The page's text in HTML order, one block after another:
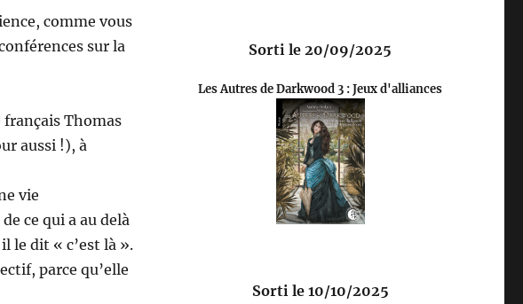
comme vous
sur la
français Thomas
aussi !), à
vie
ce qui a au delà
le dit « c’est là ».
parce qu’elle
Sorti le 20/09/2025
Les Autres de Darkwood 3 : Jeux d'alliances
Sorti le 10/10/2025